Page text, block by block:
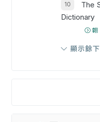
The
Dictionary
翺
顯示餘